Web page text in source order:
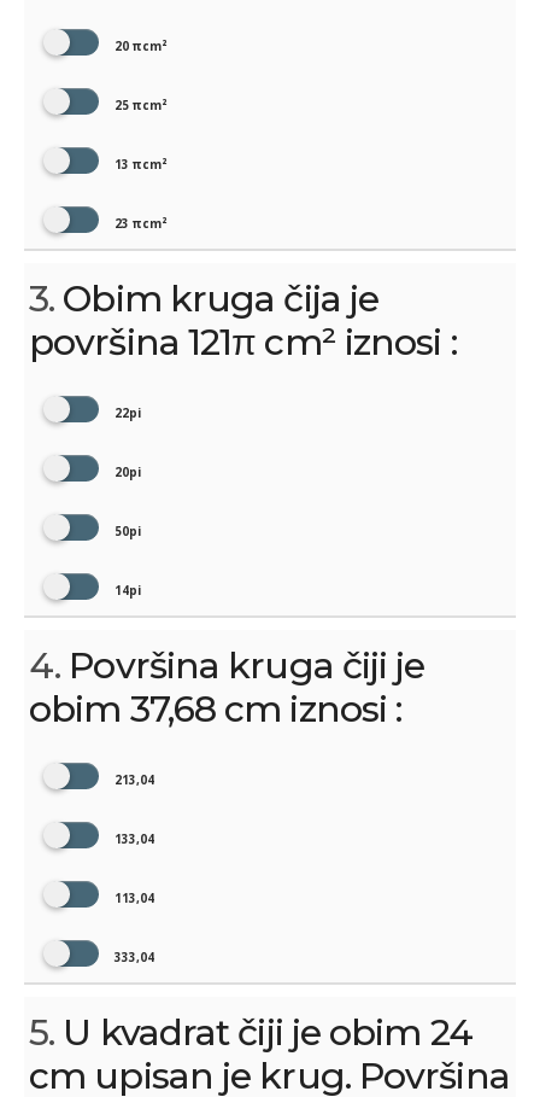
20 πcm²
25 πcm²
13 πcm²
23 πcm²
3. Obim kruga čija je
površina 121π cm² iznosi :
22pi
20pi
50pi
14pi
4. Površina kruga čiji je
obim 37,68 cm iznosi :
213,04
133,04
113,04
333,04
5. U kvadrat čiji je obim 24
cm upisan je krug. Površina